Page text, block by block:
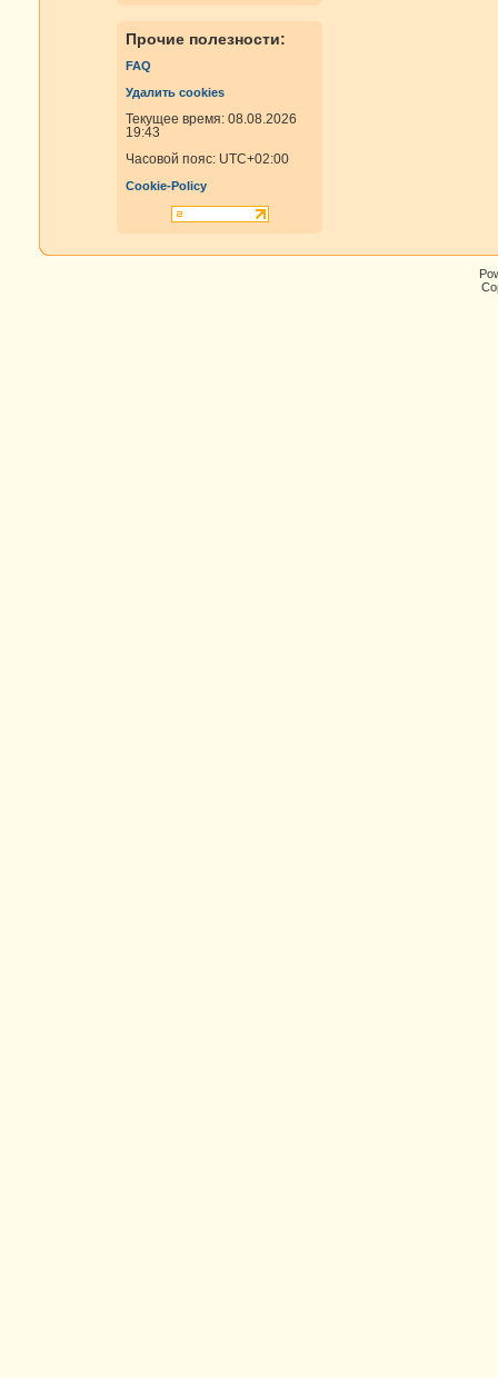
Прочие полезности:
FAQ
Удалить cookies
Текущее время: 08.08.2026
19:43
Часовой пояс: UTC+02:00
Cookie-Policy